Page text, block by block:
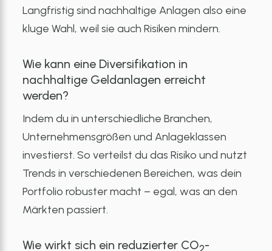
Langfristig sind nachhaltige Anlagen also eine
kluge Wahl, weil sie auch Risiken mindern.
Wie kann eine Diversifikation in
nachhaltige Geldanlagen erreicht
werden?
Indem du in unterschiedliche Branchen,
Unternehmensgrößen und Anlageklassen
investierst. So verteilst du das Risiko und nutzt
Trends in verschiedenen Bereichen, was dein
Portfolio robuster macht – egal, was an den
Märkten passiert.
Wie wirkt sich ein reduzierter CO -